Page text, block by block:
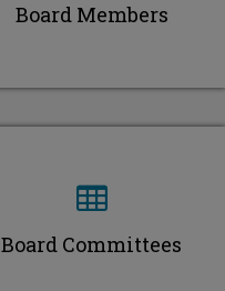
Board Members
Board Committees